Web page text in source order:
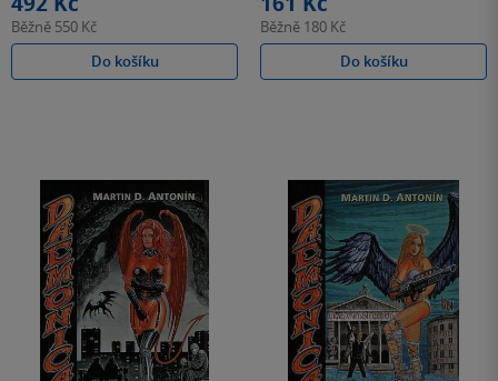
Běžně 550 Kč
Do košíku
Běžně 180 Kč
Do košíku